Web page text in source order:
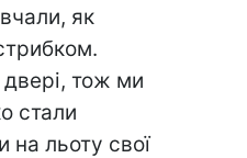
як
двері, тож ми
стали
на льоту свої